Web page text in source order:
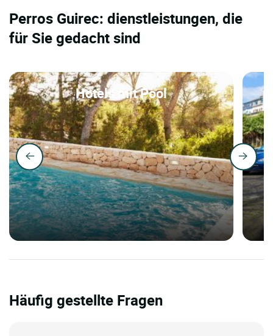
Perros Guirec: dienstleistungen, die
für Sie gedacht sind
Hotels mit Pool
Häufig gestellte Fragen